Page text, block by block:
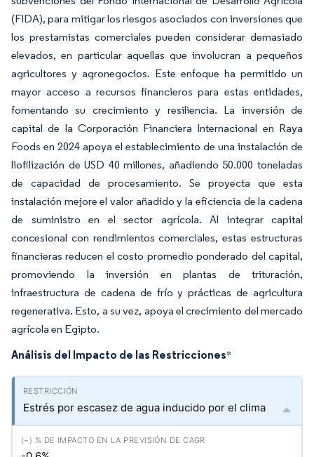
(FIDA), para mitigar los riesgos asociados con inversiones que
los prestamistas comerciales pueden considerar demasiado
elevados, en particular aquellas que involucran a pequeños
agricultores y agronegocios. Este enfoque ha permitido un
mayor acceso a recursos financieros para estas entidades,
fomentando su crecimiento y resiliencia. La inversión de
capital de la Corporación Financiera Internacional en Raya
Foods en 2024 apoya el establecimiento de una instalación de
liofilización de USD 40 millones, añadiendo 50.000 toneladas
de capacidad de procesamiento. Se proyecta que esta
instalación mejore el valor añadido y la eficiencia de la cadena
de suministro en el sector agrícola. Al integrar capital
concesional con rendimientos comerciales, estas estructuras
financieras reducen el costo promedio ponderado del capital,
promoviendo la inversión en plantas de trituración,
infraestructura de cadena de frío y prácticas de agricultura
regenerativa. Esto, a su vez, apoya el crecimiento del mercado
agrícola en Egipto.
Análisis del Impacto de las Restricciones*
Estrés por escasez de agua inducido por el clima